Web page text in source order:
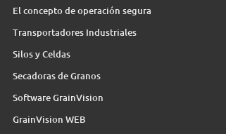
El concepto de operación segura
Transportadores Industriales
Silos y Celdas
Secadoras de Granos
Software GrainVision
GrainVision WEB